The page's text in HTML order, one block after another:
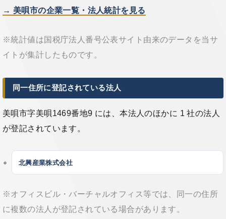
→ 美唄市の企業一覧・法人統計を見る
※統計値は国税庁法人番号公表サイト由来のデータを当サ
イトが集計したものです。
同一住所に登記されている法人
美唄市字美唄1469番地9 には、本法人のほかに 1 社の法人
が登記されています。
北興産業株式会社
※オフィスビル・バーチャルオフィス等では、同一の住所
に複数の法人が登記されている場合があります。